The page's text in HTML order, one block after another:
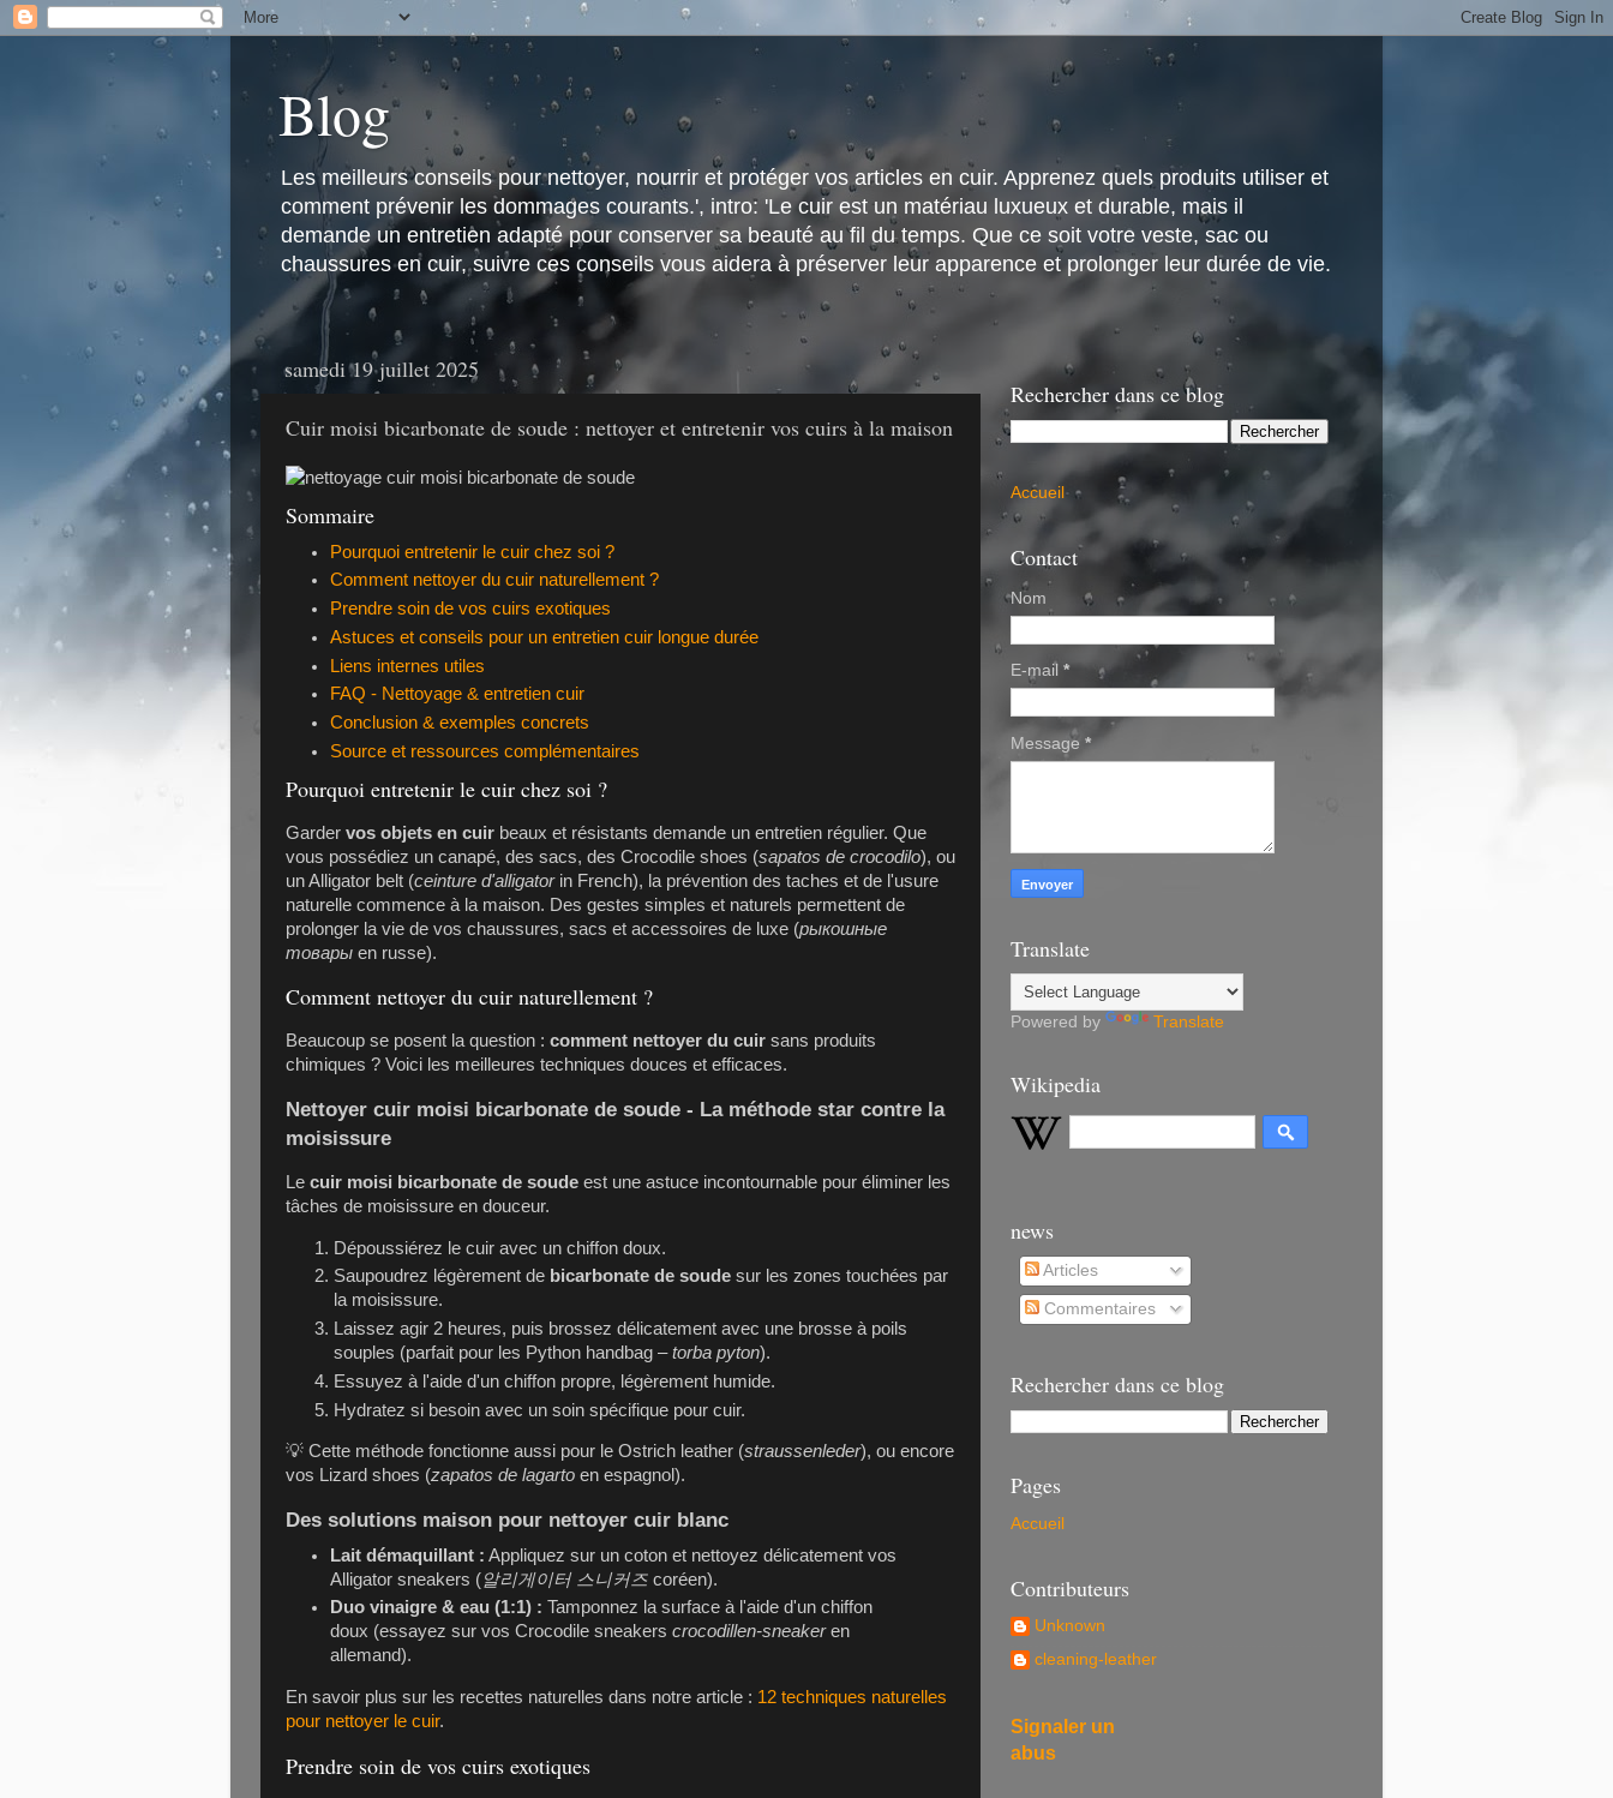
Blog
Les meilleurs conseils pour nettoyer, nourrir et protéger vos articles en cuir. Apprenez quels produits utiliser et
comment prévenir les dommages courants.', intro: 'Le cuir est un matériau luxueux et durable, mais il
demande un entretien adapté pour conserver sa beauté au fil du temps. Que ce soit votre veste, sac ou
chaussures en cuir, suivre ces conseils vous aidera à préserver leur apparence et prolonger leur durée de vie.
samedi 19 juillet 2025
Cuir moisi bicarbonate de soude : nettoyer et entretenir vos cuirs à la maison
Sommaire
Pourquoi entretenir le cuir chez soi ?
Comment nettoyer du cuir naturellement ?
Prendre soin de vos cuirs exotiques
Astuces et conseils pour un entretien cuir longue durée
Liens internes utiles
FAQ - Nettoyage & entretien cuir
Conclusion & exemples concrets
Source et ressources complémentaires
Pourquoi entretenir le cuir chez soi ?
Garder vos objets en cuir beaux et résistants demande un entretien régulier. Que
vous possédiez un canapé, des sacs, des Crocodile shoes (sapatos de crocodilo), ou
unAlligator belt (ceinture d'alligatorin French), la prévention des taches et de l'usure
naturelle commence à la maison. Des gestes simples et naturels permettent de
prolonger la vie de vos chaussures, sacs et accessoires de luxe (рыкошные
товары en russe).
Comment nettoyer du cuir naturellement ?
Beaucoup se posent la question : comment nettoyer du cuir sans produits
chimiques ? Voici les meilleures techniques douces et efficaces.
Nettoyer cuir moisi bicarbonate de soude - La méthode star contre la
moisissure
Le cuir moisi bicarbonate de soude est une astuce incontournable pour éliminer les
tâches de moisissure en douceur.
Dépoussiérez le cuir avec un chiffon doux.
Saupoudrez légèrement de bicarbonate de soude sur les zones touchées par
la moisissure.
Laissez agir 2 heures, puis brossez délicatement avec une brosse à poils
souples (parfait pour les Python handbag –torba pyton).
Essuyez à l'aide d'un chiffon propre, légèrement humide.
Hydratez si besoin avec un soin spécifique pour cuir.
💡 Cette méthode fonctionne aussi pour le Ostrich leather (straussenleder), ou encore
vos Lizard shoes (zapatos de lagarto en espagnol).
Des solutions maison pour nettoyer cuir blanc
Lait démaquillant : Appliquez sur un coton et nettoyez délicatement vos
Alligator sneakers (알리게이터 스니커즈 coréen).
Duo vinaigre & eau (1:1) : Tamponnez la surface à l'aide d'un chiffon
doux (essayez sur vosCrocodile sneakers crocodillen-sneakeren
allemand).
En savoir plus sur les recettes naturelles dans notre article : 12 techniques naturelles
pour nettoyer le cuir.
Prendre soin de vos cuirs exotiques
Rechercher dans ce blog
Accueil
Contact
Nom
E-mail *
Message *
Translate
Powered by Translate
Wikipedia
news
Articles
Commentaires
Rechercher dans ce blog
Pages
Accueil
Contributeurs
Unknown
cleaning-leather
Signaler un
abus